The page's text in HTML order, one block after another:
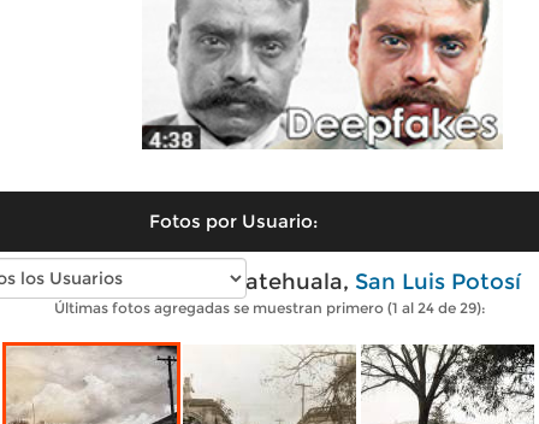
Fotos por Usuario:
Fotos antiguas de Matehuala, San Luis Potosí
Últimas fotos agregadas se muestran primero (1 al 24 de 29):